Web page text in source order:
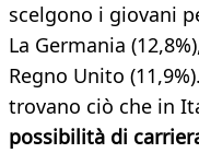
scelgono i giovani
La Germania
Regno Unito
trovano ciò che in
possibilità di